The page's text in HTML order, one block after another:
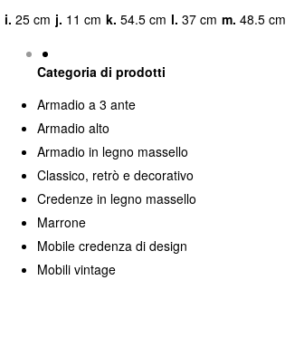
i. 25 cm j. 11 cm k. 54.5 cm l. 37 cm m. 48.5 cm
Categoria di prodotti
Armadio a 3 ante
Armadio alto
Armadio in legno massello
Classico, retrò e decorativo
Credenze in legno massello
Marrone
Mobile credenza di design
Mobili vintage